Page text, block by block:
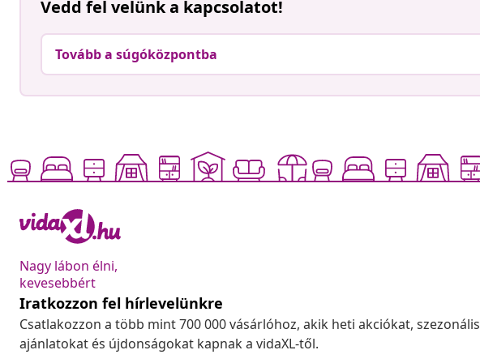
Vedd fel velünk a kapcsolatot!
Tovább a súgóközpontba
Nagy lábon élni,
kevesebbért
Iratkozzon fel hírlevelünkre
Csatlakozzon a több mint 700 000 vásárlóhoz, akik heti akciókat, szezonális
ajánlatokat és újdonságokat kapnak a vidaXL-től.